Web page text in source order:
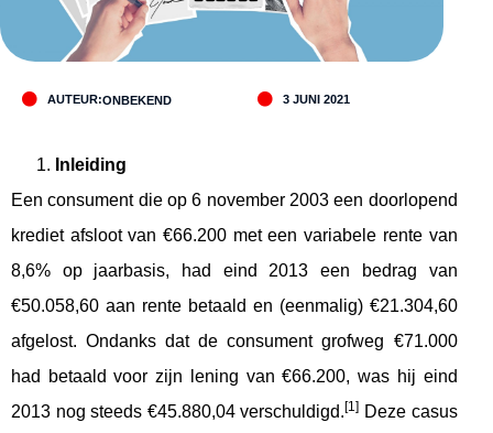
AUTEUR:ONBEKEND 3 JUNI 2021
Inleiding
Een consument die op 6 november 2003 een doorlopend
krediet afsloot van €66.200 met een variabele rente van
8,6% op jaarbasis, had eind 2013 een bedrag van
€50.058,60 aan rente betaald en (eenmalig) €21.304,60
afgelost. Ondanks dat de consument grofweg €71.000
had betaald voor zijn lening van €66.200, was hij eind
2013 nog steeds €45.880,04 verschuldigd.[1] Deze casus